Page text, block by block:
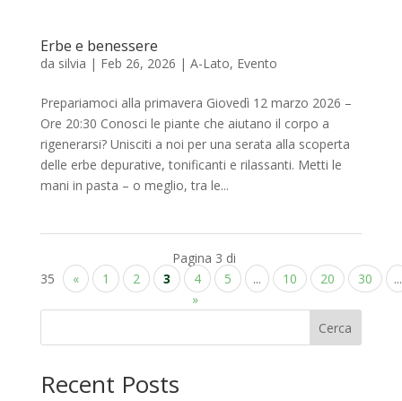
Erbe e benessere
da silvia | Feb 26, 2026 | A-Lato, Evento
Prepariamoci alla primavera Giovedì 12 marzo 2026 –
Ore 20:30 Conosci le piante che aiutano il corpo a
rigenerarsi? Unisciti a noi per una serata alla scoperta
delle erbe depurative, tonificanti e rilassanti. Metti le
mani in pasta – o meglio, tra le...
Pagina 3 di
35
« 1 2 3 4 5 ... 10 20 30
...
»
Cerca
Recent Posts